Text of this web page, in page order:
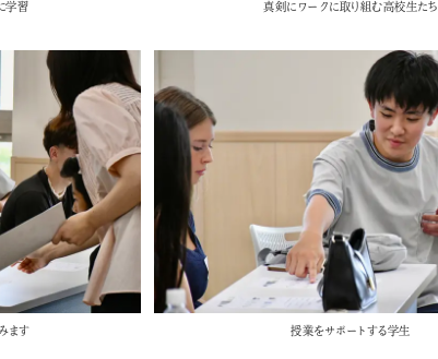
学習 真剣にワークに取り組む高校生たち
ます 授業をサポートする学生